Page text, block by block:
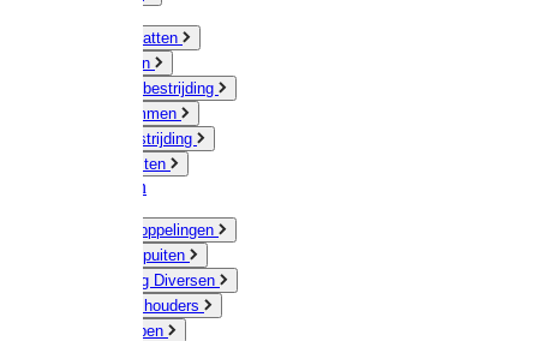
Muizen / Ratten
Drukspuiten
Ongediertebestrijding
Mollenklemmen
Onkruidbestrijding
Vliegenkasten
Meststoffen
Messing koppelingen
Gieters / Spuiten
Besproeiing Diversen
Slangen & houders
Waterpompen